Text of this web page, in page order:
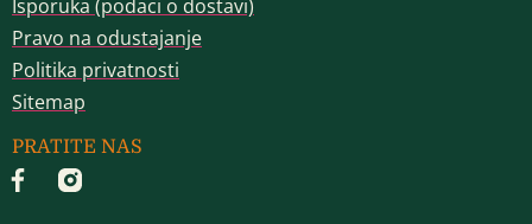
Isporuka (podaci o dostavi)
Pravo na odustajanje
Politika privatnosti
Sitemap
PRATITE NAS